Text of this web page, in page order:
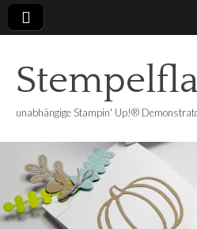
unabhängige Stampin' Up!®